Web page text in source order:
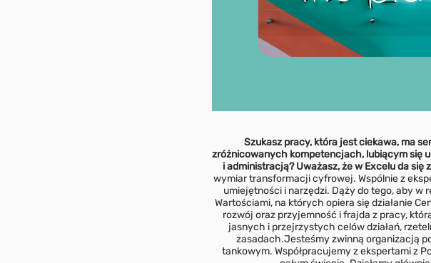
Szukasz pracy, która jest ciekawa, ma
zróżnicowanych kompetencjach, lubiącym się
i administracją? Uważasz, że w Excelu da się
wymiar transformacji cyfrowej. Wspólnie z
umiejętności i narzędzi. Dąży do tego, aby w
Wartościami, na których opiera się działanie
rozwój oraz przyjemność i frajda z pracy,
jasnych i przejrzystych celów działań,
zasadach.Jesteśmy zwinną organizacją
tankowym. Współpracujemy z ekspertami z